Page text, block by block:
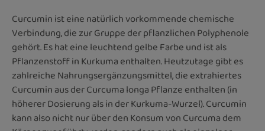
Curcumin ist eine natürlich vorkommende chemische
Verbindung, die zur Gruppe der pflanzlichen Polyphenole
gehört. Es hat eine leuchtend gelbe Farbe und ist als
Pflanzenstoff in Kurkuma enthalten. Heutzutage gibt es
zahlreiche Nahrungsergänzungsmittel, die extrahiertes
Curcumin aus der Curcuma longa Pflanze enthalten (in
höherer Dosierung als in der Kurkuma-Wurzel). Curcumin
kann also nicht nur über den Konsum von Curcuma dem